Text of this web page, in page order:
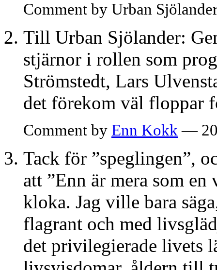
Comment by Urban
Till Urban Sjölander:
stjärnor i rollen som
Strömstedt, Lars
det förekom väl floppar
Comment by Enn Kokk —
Tack för ”speglingen”,
att ”Enn är mera som
kloka. Jag ville bara
flagrant och med
det privilegierade livets